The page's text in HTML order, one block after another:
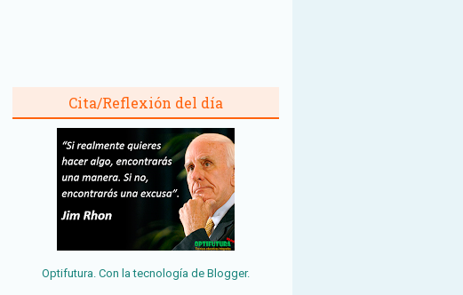
Cita/Reflexión del día
Optifutura. Con la tecnología de Blogger.